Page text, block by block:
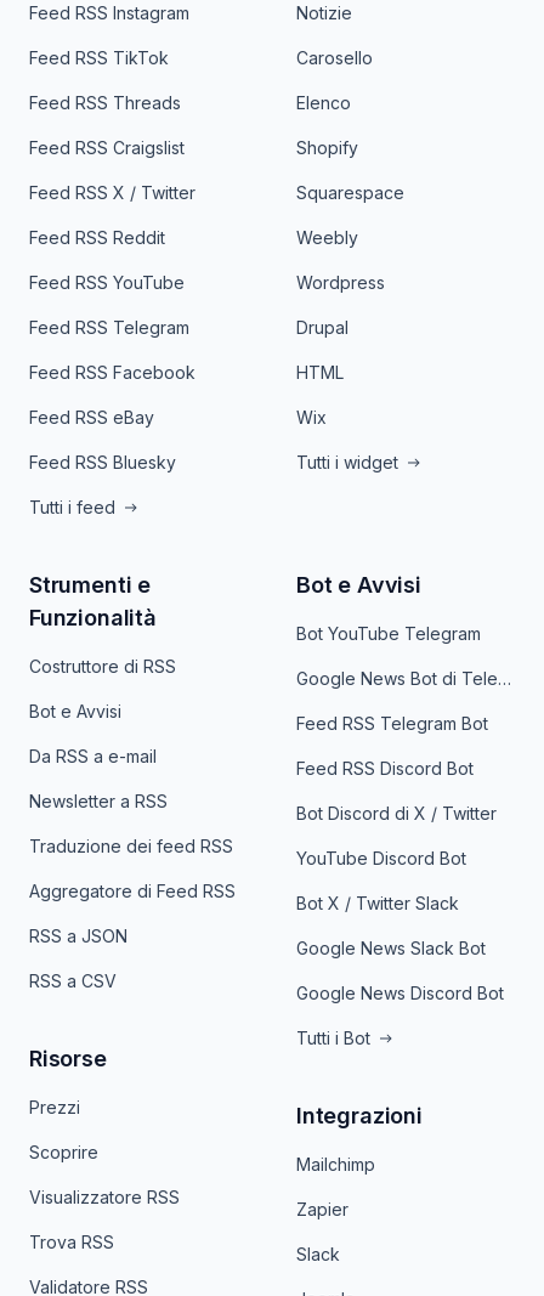
Feed RSS Instagram
Feed RSS TikTok
Feed RSS Threads
Feed RSS Craigslist
Feed RSS X / Twitter
Feed RSS Reddit
Feed RSS YouTube
Feed RSS Telegram
Feed RSS Facebook
Feed RSS eBay
Feed RSS Bluesky
Tutti i feed
Notizie
Carosello
Elenco
Shopify
Squarespace
Weebly
Wordpress
Drupal
HTML
Wix
Tutti i widget
Strumenti e
Funzionalità
Costruttore di RSS
Bot e Avvisi
Da RSS a e-mail
Newsletter a RSS
Traduzione dei feed RSS
Aggregatore di Feed RSS
RSS a JSON
RSS a CSV
Risorse
Prezzi
Scoprire
Visualizzatore RSS
Trova RSS
Validatore RSS
Bot e Avvisi
Bot YouTube Telegram
Google News Bot di Telegram
Feed RSS Telegram Bot
Feed RSS Discord Bot
Bot Discord di X / Twitter
YouTube Discord Bot
Bot X / Twitter Slack
Google News Slack Bot
Google News Discord Bot
Tutti i Bot
Integrazioni
Mailchimp
Zapier
Slack